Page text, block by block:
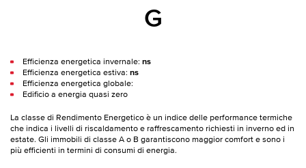
G
Efficienza energetica invernale: ns
Efficienza energetica estiva: ns
Efficienza energetica globale:
Edificio a energia quasi zero
La classe di Rendimento Energetico è un indice delle performance termiche
che indica i livelli di riscaldamento e raffrescamento richiesti in inverno ed in
estate. Gli immobili di classe A o B garantiscono maggior comfort e sono i
più efficienti in termini di consumi di energia.